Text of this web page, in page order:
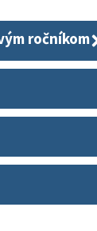
ročníkom